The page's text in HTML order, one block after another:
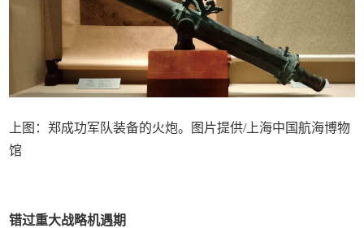
上图：郑成功军队装备的火炮。图片提供/上海中国航海博物
馆
错过重大战略机遇期